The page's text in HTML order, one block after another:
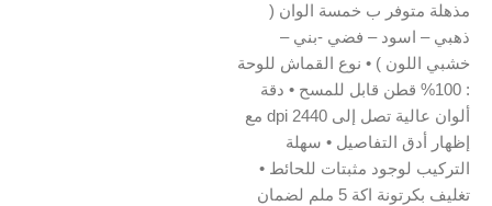
مذهلة متوفر ب خمسة الوان (
ذهبي – اسود – فضي -بني –
خشبي اللون ) • نوع القماش للوحة
: 100% قطن قابل للمسح • دقة
ألوان عالية تصل إلى 2440 dpi مع
إظهار أدق التفاصيل • سهلة
التركيب لوجود مثبتات للحائط •
تغليف بكرتونة اكة 5 ملم لضمان